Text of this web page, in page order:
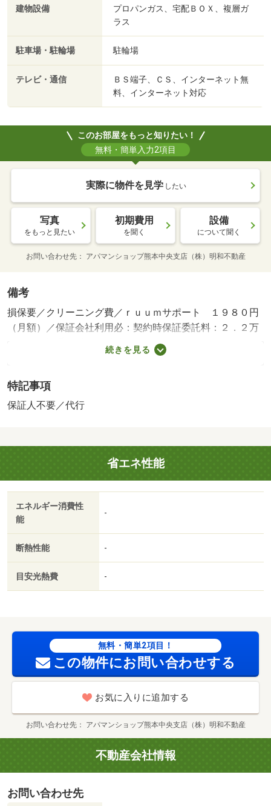
建物設備
プロパンガス、宅配ＢＯＸ、複層ガ
ラス
駐車場・駐輪場 駐輪場
テレビ・通信
ＢＳ端子、ＣＳ、インターネット無
料、インターネット対応
このお部屋をもっと知りたい！
無料・簡単入力2項目
実際に物件を見学 したい
写真
をもっと見たい
初期費用
を聞く
設備
について聞く
お問い合わせ先 アパマンショップ熊本中央支店（株）明和不動産
備考
損保要／クリーニング費／ｒｕｕｍサポート １９８０円
（月額）／保証会社利用必：契約時保証委託料：２．２万
／月額保証委託料：賃料総額の２．２％又は５．５％ ※
ペット可は２．５万／２．５％／［退去時費用 退去費用
２，０００円がかかります。契約時にクリーニング費６
０，０００円、鍵セット費３，３００円（税込）が必要と
洗面台／ＴＶインターホン／浴室乾燥機／室内洗濯置／シ
ューズボックス／システムキッチン／追焚機能浴室／温水
洗浄便座／洗面所独立／２口コンロ／駐輪場／宅配ボック
ス／即入居可／礼金不要／敷金不要／対面式キッチン／防
犯カメラ／照明付／ウォークインクロゼット／保証人不要
／全居室フローリング／ＣＳ／ネット使用料不要／床下収
ロパンガス／ＢＳ／敷金・礼金不要／保証会社利用可／セ
ブンイレブン 泗水吉富店（コンビニ）まで１８０ｍ／フ
ァミリーマート（コンビニ）まで１４００ｍ／ナフコ（そ
ｍ／マルショク（スーパー）まで１７００ｍ/賃貸戸数:6戸
続きを見る
特記事項
保証人不要／代行
省エネ性能
エネルギー消費性
能
-
断熱性能 -
目安光熱費 -
無料・簡単2項目！
この物件にお問い合わせする
お気に入りに追加する
お問い合わせ先 アパマンショップ熊本中央支店（株）明和不動産
不動産会社情報
お問い合わせ先